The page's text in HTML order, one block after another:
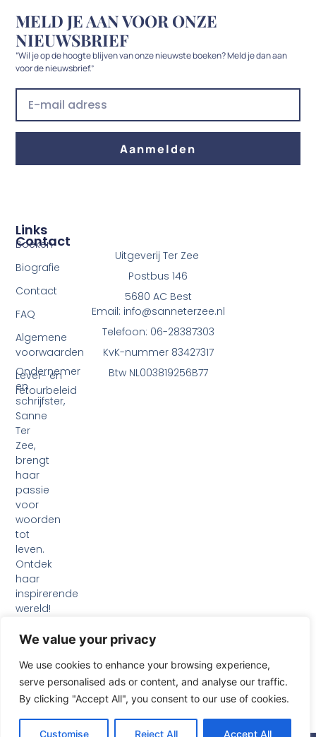
We value your privacy
We use cookies to enhance your browsing experience,
serve personalised ads or content, and analyse our traffic.
By clicking "Accept All", you consent to our use of cookies.
Customise Reject All Accept All
MELD JE AAN VOOR ONZE
NIEUWSBRIEF
“Wil je op de hoogte blijven van onze nieuwste boeken? Meld je dan aan
voor de nieuwsbrief.”
a
l
Aanmelden
Ondernemer
en
schrijfster,
Sanne
Ter
Zee,
brengt
haar
passie
voor
woorden
tot
leven.
Ontdek
haar
inspirerende
wereld!
a
c
e
b
o
o
-
n
s
t
a
g
r
m
i
n
k
e
d
i
Links
Boeken
Biografie
Contact
FAQ
Algemene
voorwaarden
Lever- en
retourbeleid
Contact
Uitgeverij Ter Zee
Postbus 146
5680 AC Best
Email: info@sanneterzee.nl
Telefoon: 06-28387303
KvK-nummer 83427317
Btw NL003819256B77